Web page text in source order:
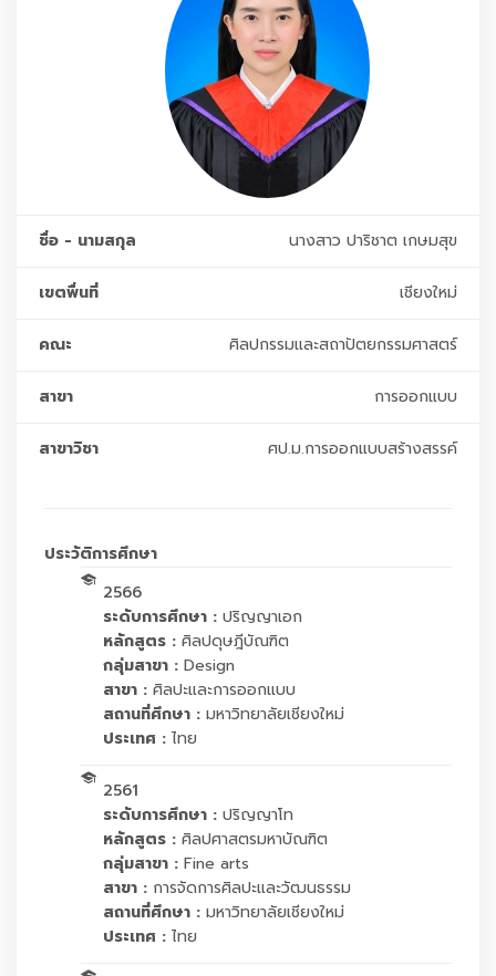
ชื่อ - นามสกุล นางสาว ปาริชาต เกษมสุข
เขตพื่นที่ เชียงใหม่
คณะ ศิลปกรรมและสถาปัตยกรรมศาสตร์
สาขา การออกแบบ
สาขาวิชา ศป.ม.การออกแบบสร้างสรรค์
ประวัติการศึกษา
2566
ระดับการศึกษา : ปริญญาเอก
หลักสูตร : ศิลปดุษฎีบัณฑิต
กลุ่มสาขา : Design
สาขา : ศิลปะและการออกแบบ
สถานที่ศึกษา : มหาวิทยาลัยเชียงใหม่
ประเทศ : ไทย
2561
ระดับการศึกษา : ปริญญาโท
หลักสูตร : ศิลปศาสตรมหาบัณฑิต
กลุ่มสาขา : Fine arts
สาขา : การจัดการศิลปะและวัฒนธรรม
สถานที่ศึกษา : มหาวิทยาลัยเชียงใหม่
ประเทศ : ไทย